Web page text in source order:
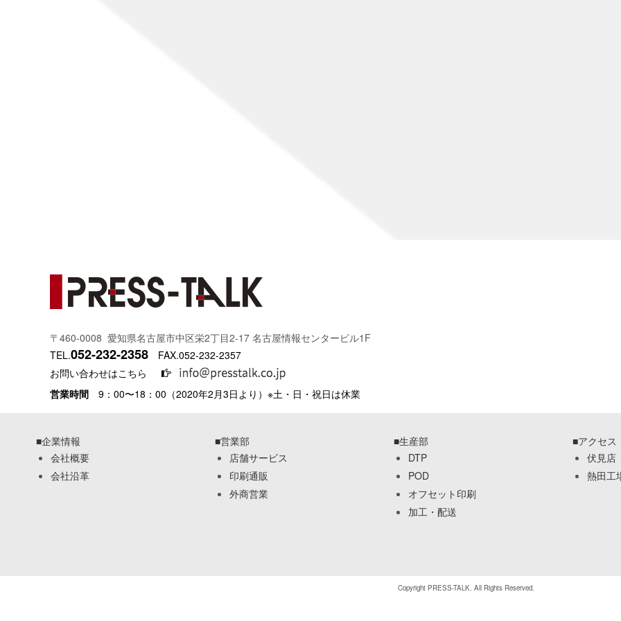
〒460-0008 愛知県名古屋市中区栄2丁目2-17 名古屋情報センタービル1F
TEL.052-232-2358
FAX.052-232-2357
お問い合わせはこちら
営業時間 9：00〜18：00（2020年2月3日より）※土・日・祝日は休業
■企業情報
会社概要
会社沿革
■営業部
店舗サービス
印刷通販
外商営業
■生産部
DTP
POD
オフセット印刷
加工・配送
■アクセス
伏見店
熱田工
Copyright PRESS-TALK. All Rights Reserved.